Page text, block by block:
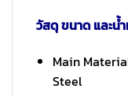
วัสดุ ขนาด และน้
Main
Steel